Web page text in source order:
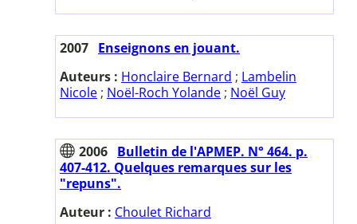
2007 Enseignons en jouant.
Auteurs : Honclaire Bernard ; Lambelin
Nicole ; Noël-Roch Yolande ; Noël Guy
2006 Bulletin de l'APMEP. N° 464. p.
407-412. Quelques remarques sur les
"repuns".
Auteur : Choulet Richard